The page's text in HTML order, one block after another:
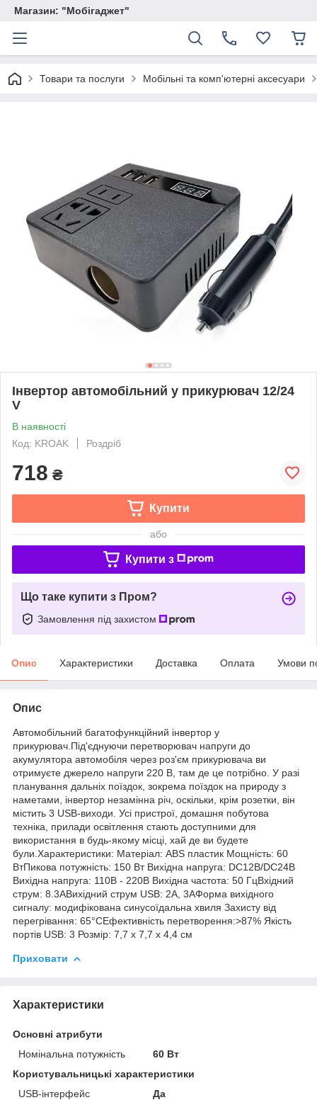
Магазин: "Мобігаджет"
Товари та послуги Мобільні та комп'ютерні аксесуари
Інвертор автомобільний у прикурювач 12/24
V
В наявності
Код: KROAK
Роздріб
718 ₴
Купити
або
Купити з
Що таке купити з Пром?
Замовлення під захистом
Опис Характеристики Доставка Оплата Умови
Опис
Автомобільний багатофункційний інвертор у
прикурювач.Під'єднуючи перетворювач напруги до
акумулятора автомобіля через роз'єм прикурювача ви
отримуєте джерело напруги 220 В, там де це потрібно. У разі
планування дальніх поїздок, зокрема поїздок на природу з
наметами, інвертор незамінна річ, оскільки, крім розетки, він
містить 3 USB-виходи. Усі пристрої, домашня побутова
техніка, прилади освітлення стають доступними для
використання в будь-якому місці, хай де ви будете
були.Характеристики: Матеріал: ABS пластик Мощність: 60
ВтПикова потужність: 150 Вт Вихідна напруга: DC12В/DC24В
Вихідна напруга: 110В - 220В Вихідна частота: 50 ГцВхідний
струм: 8.3AВихідний струм USB: 2А, 3AФорма вихідного
сигналу: модифікована синусоїдальна хвиля Захисту від
перегрівання: 65°СЕфективність перетворення:>87% Якість
портів USB: 3 Розмір: 7,7 х 7,7 х 4,4 см
Приховати
Характеристики
Основні атрибути
Номінальна потужність
60 Вт
Користувальницькі характеристики
USB-інтерфейс
Да